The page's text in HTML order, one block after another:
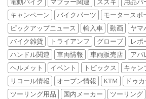
電動バイク
マフラー関連 スズキ
用品パ
キャンペーン
バイクパーツ モータースポ
ピックアップニュース
輸入車 動画 ヤマ
バイク雑貨
トライアンフ グローブ レポ
ハンドル関連
車両情報 車両販売店 アパ
ヘルメット
イベント トピックス
キャン
リコール情報
オープン情報 KTM ドゥ
ツーリング用品
国内メーカー ツーリング